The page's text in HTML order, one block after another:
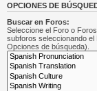
OPCIONES DE
Buscar en Foros:
Seleccione el Foro o
subforos seleccionando
Opciones de búsqueda).